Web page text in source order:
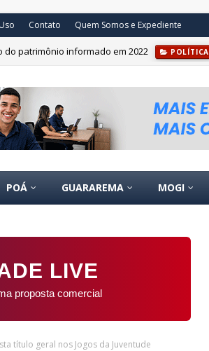
Contato Quem Somos e Expediente
do patrimônio informado em 2022 POLÍTICA
POÁ GUARAREMA MOGI
LIVE
proposta comercial
título geral nos Jogos da Juventude